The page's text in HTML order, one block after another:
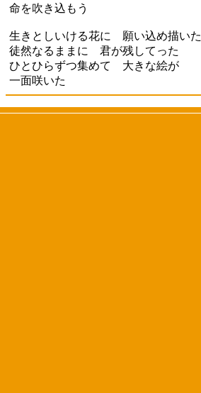
命を吹き込もう
生きとしいける花に 願い込め描いた
徒然なるままに 君が残してった
ひとひらずつ集めて 大きな絵が
一面咲いた